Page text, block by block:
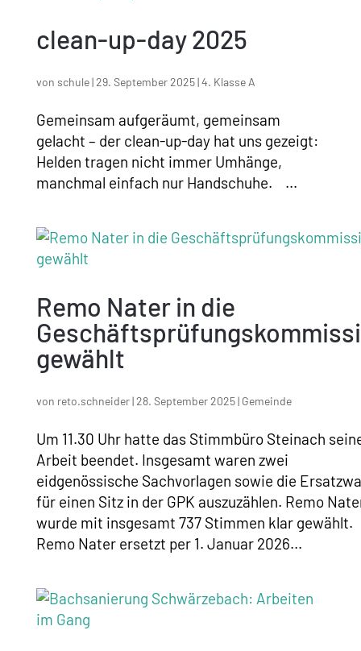
clean-up-day 2025
von schule|29. September 2025|4. Klasse A
Gemeinsam aufgeräumt, gemeinsam
gelacht – der clean-up-day hat uns gezeigt:
Helden tragen nicht immer Umhänge,
manchmal einfach nur Handschuhe. ...
Remo Nater in die
gewählt
von reto.schneider|28. September 2025| Gemeinde
Um 11.30 Uhr hatte das Stimmbüro Steinach
Arbeit beendet. Insgesamt waren zwei
eidgenössische Sachvorlagen sowie die
für einen Sitz in der GPK auszuzählen. Remo
wurde mit insgesamt 737 Stimmen klar gewählt.
Remo Nater ersetzt per 1. Januar 2026...